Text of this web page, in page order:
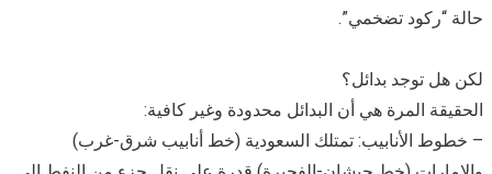
حالة “ركود تضخمي”.
لكن هل توجد بدائل؟
الحقيقة المرة هي أن البدائل محدودة وغير كافية:
– خطوط الأنابيب: تمتلك السعودية (خط أنابيب شرق-غرب)